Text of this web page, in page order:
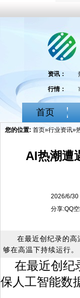
资讯：
行情：
首页
您的位置: 首页»行业资讯»
AI热潮遭
2026/6/
分享:QQ
在最近创纪录的
够在高温下持续运行。
在最近创纪
保人工智能数